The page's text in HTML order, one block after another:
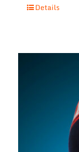
Details